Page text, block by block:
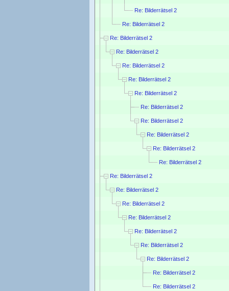
Re: Bilderrätsel 2
Re: Bilderrätsel 2
Re: Bilderrätsel 2
Re: Bilderrätsel 2
Re: Bilderrätsel 2
Re: Bilderrätsel 2
Re: Bilderrätsel 2
Re: Bilderrätsel 2
Re: Bilderrätsel 2
Re: Bilderrätsel 2
Re: Bilderrätsel 2
Re: Bilderrätsel 2
Re: Bilderrätsel 2
Re: Bilderrätsel 2
Re: Bilderrätsel 2
Re: Bilderrätsel 2
Re: Bilderrätsel 2
Re: Bilderrätsel 2
Re: Bilderrätsel 2
Re: Bilderrätsel 2
Re: Bilderrätsel 2